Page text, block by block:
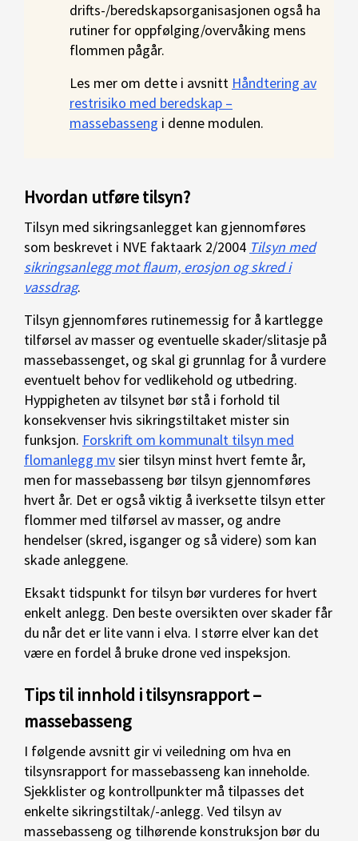
drifts-/beredskapsorganisasjonen også ha
rutiner for oppfølging/overvåking mens
flommen pågår.
Les mer om dette i avsnitt Håndtering av
restrisiko med beredskap –
massebasseng i denne modulen.
Hvordan utføre tilsyn?
Tilsyn med sikringsanlegget kan gjennomføres
som beskrevet i NVE faktaark 2/2004 Tilsyn med
sikringsanlegg mot flaum, erosjon og skred i
vassdrag.
Tilsyn gjennomføres rutinemessig for å kartlegge
tilførsel av masser og eventuelle skader/slitasje på
massebassenget, og skal gi grunnlag for å vurdere
eventuelt behov for vedlikehold og utbedring.
Hyppigheten av tilsynet bør stå i forhold til
konsekvenser hvis sikringstiltaket mister sin
funksjon. Forskrift om kommunalt tilsyn med
flomanlegg mvsier tilsyn minst hvert femte år,
men for massebasseng bør tilsyn gjennomføres
hvert år. Det er også viktig å iverksette tilsyn etter
flommer med tilførsel av masser, og andre
hendelser (skred, isganger og så videre) som kan
skade anleggene.
Eksakt tidspunkt for tilsyn bør vurderes for hvert
enkelt anlegg. Den beste oversikten over skader får
du når det er lite vann i elva. I større elver kan det
være en fordel å bruke drone ved inspeksjon.
Tips til innhold i tilsynsrapport –
massebasseng
I følgende avsnitt gir vi veiledning om hva en
tilsynsrapport for massebasseng kan inneholde.
Sjekklister og kontrollpunkter må tilpasses det
enkelte sikringstiltak/-anlegg. Ved tilsyn av
massebasseng og tilhørende konstruksjon bør du